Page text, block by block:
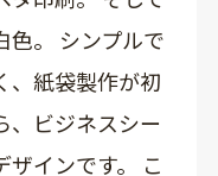
色。 シンプルで
、紙袋製作が初
、ビジネスシー
インです。 こ